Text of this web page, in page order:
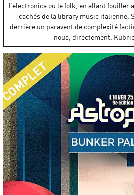
l’electronica ou le folk, en allant fouiller
cachés de la library music italienne.
derrière un paravent de complexité
nous, directement.